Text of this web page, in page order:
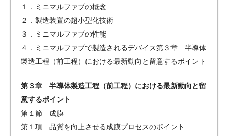
１．ミニマルファブの概念
２．製造装置の超小型化技術
３．ミニマルファブの性能
４．ミニマルファブで製造されるデバイス第３章 半導体
製造工程（前工程）における最新動向と留意するポイント
第３章 半導体製造工程（前工程）における最新動向と留
意するポイント
第１節 成膜
第１項 品質を向上させる成膜プロセスのポイント